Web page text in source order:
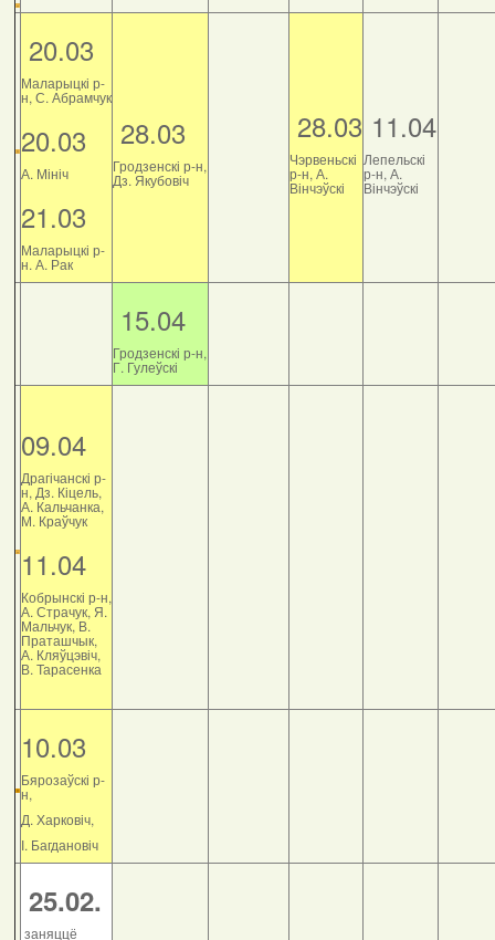
20.03
Маларыцкі р-
н, С. Абрамчук
20.03
А. Мініч
21.03
Маларыцкі р-
н. А. Рак
28.03
Гродзенскі р-н,
Дз. Якубовіч
28.03
Чэрвеньскі
р-н, А.
Вінчэўскі
11.04
Лепельскі
р-н, А.
Вінчэўскі
15.04
Гродзенскі р-н,
Г. Гулеўскі
09.04
Драгічанскі р-
н, Дз. Кіцель,
А. Кальчанка,
М. Краўчук
11.04
Кобрынскі р-н,
А. Страчук, Я.
Мальчук, В.
Праташчык,
А. Кляўцэвіч,
В. Тарасенка
10.03
Бярозаўскі р-
н,
Д. Харковіч,
І. Багдановіч
25.02.
заняццё